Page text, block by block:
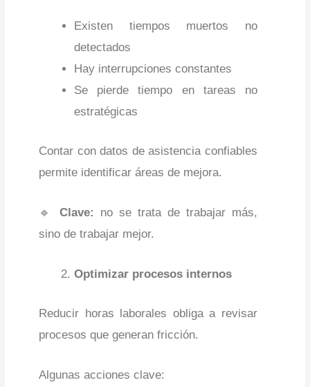
Existen tiempos muertos no
detectados
Hay interrupciones constantes
Se pierde tiempo en tareas no
estratégicas
Contar con datos de asistencia confiables
permite identificar áreas de mejora.
🔹Clave:
no se trata de trabajar más,
sino de trabajar mejor.
Optimizar procesos internos
Reducir horas laborales obliga a revisar
procesos que generan fricción.
Algunas acciones clave: